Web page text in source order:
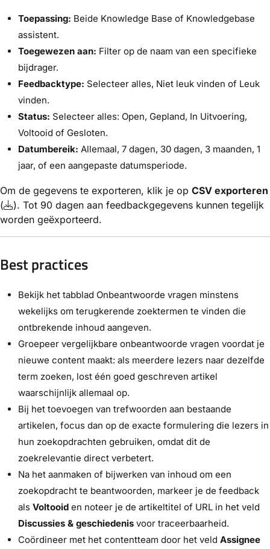
Toepassing: Beide Knowledge Base of Knowledgebase
assistent.
Toegewezen aan: Filter op de naam van een specifieke
bijdrager.
Feedbacktype: Selecteer alles, Niet leuk vinden of Leuk
vinden.
Status: Selecteer alles: Open, Gepland, In Uitvoering,
Voltooid of Gesloten.
Datumbereik: Allemaal, 7 dagen, 30 dagen, 3 maanden, 1
jaar, of een aangepaste datumsperiode.
Om de gegevens te exporteren, klik je op CSV exporteren
(
). Tot 90 dagen aan feedbackgegevens kunnen tegelijk
worden geëxporteerd.
Best practices
Bekijk het tabblad Onbeantwoorde vragen minstens
wekelijks om terugkerende zoektermen te vinden die
ontbrekende inhoud aangeven.
Groepeer vergelijkbare onbeantwoorde vragen voordat je
nieuwe content maakt: als meerdere lezers naar dezelfde
term zoeken, lost één goed geschreven artikel
waarschijnlijk allemaal op.
Bij het toevoegen van trefwoorden aan bestaande
artikelen, focus dan op de exacte formulering die lezers in
hun zoekopdrachten gebruiken, omdat dit de
zoekrelevantie direct verbetert.
Na het aanmaken of bijwerken van inhoud om een
zoekopdracht te beantwoorden, markeer je de feedback
als Voltooid en noteer je de artikeltitel of URL in het veld
Discussies & geschiedenis voor traceerbaarheid.
Coördineer met het contentteam door het veld Assignee